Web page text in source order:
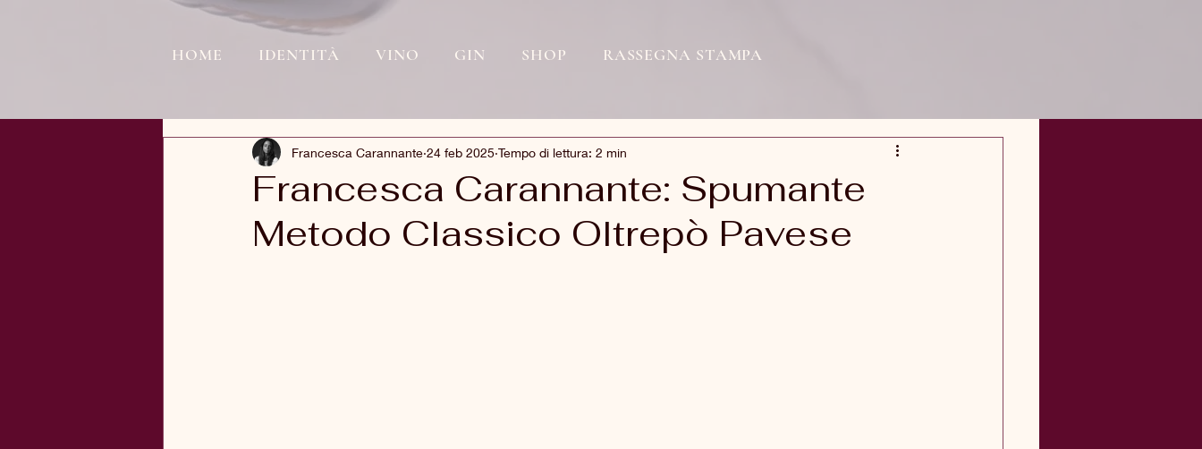
HOME IDENTITÀ VINO GIN SHOP RASSEGNA STAMPA
Francesca Carannante: Spumante
Metodo Classico Oltrepò Pavese
Francesca Carannante 24 feb 2025 Tempo di lettura: 2 min